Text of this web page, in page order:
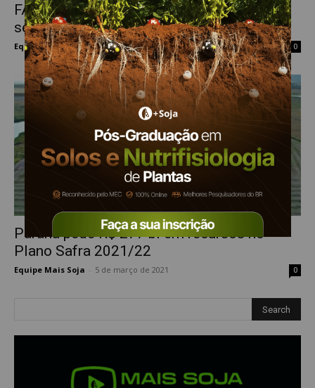
FAEP solicita mais R$ 376 milhões para
seguro rural
Equipe Mais Soja - 16 de setembro de 2021 0
Paraná pede R$ 277 bi em recursos no
Plano Safra 2021/22
Equipe Mais Soja 5 de março de 2021 0